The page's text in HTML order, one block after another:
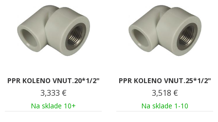
PPR KOLENO VNUT.20*1/2"
3,333 €
Na sklade 10+
PPR KOLENO VNUT.25*1/2"
3,518 €
Na sklade 1-10